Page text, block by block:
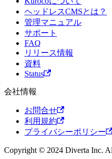
ヘッドレスCMSとは？
管理マニュアル
サポート
FAQ
リリース情報
資料
Status
会社情報
お問合せ
利用規約
プライバシーポリシー
Copyright © 2024 Diverta Inc.